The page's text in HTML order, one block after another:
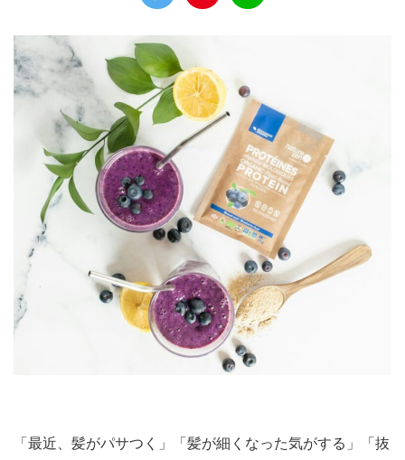
「最近、髪がパサつく」「髪が細くなった気がする」「抜